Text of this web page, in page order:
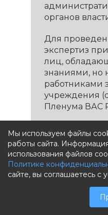
органов
Для
экспертиз
лиц,
знаниями, но
работниками
учреждения
Пленума ВАС
эксперт – это
частного
автономной
Мы используем файлы
работы сайта.
использования файлов
Политике
сайте, вы соглашаетесь с